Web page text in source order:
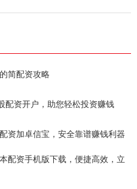
简配资攻略
配资开户，助您轻松投资赚钱
资加卓信宝，安全靠谱赚钱利器
配资手机版下载，便捷高效，立